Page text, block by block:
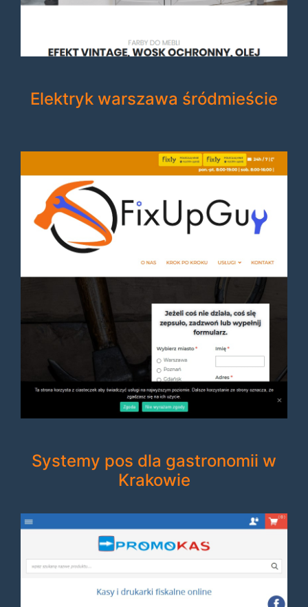
Elektryk warszawa śródmieście
Systemy pos dla gastronomii w
Krakowie